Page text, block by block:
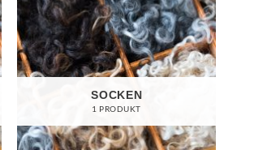
SOCKEN
1 PRODUKT